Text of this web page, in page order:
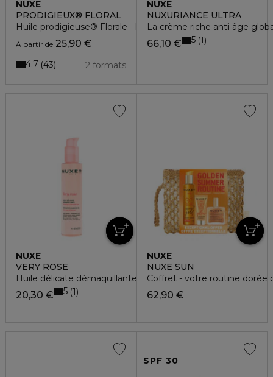
NUXE
PRODIGIEUX® FLORAL
Huile prodigieuse® Florale - huile sèche multi-fonctions
À partir de 25,90 €
2 formats
4.7 43
NUXE
NUXURIANCE ULTRA
La crème riche anti-âge
66,10 € 5 1
NUXE
VERY ROSE
Huile délicate démaquillante
20,30 € 5 1
NUXE
NUXE SUN
Coffret - votre routine dorée
62,90 €
SPF 30